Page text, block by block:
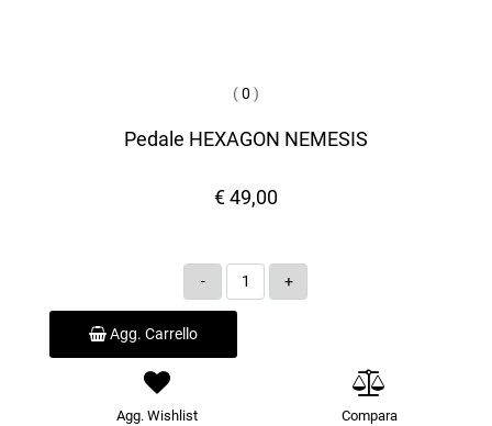
(0 )
Pedale HEXAGON NEMESIS
€ 49,00
Quantità
Agg. Carrello
Agg. Wishlist Compara